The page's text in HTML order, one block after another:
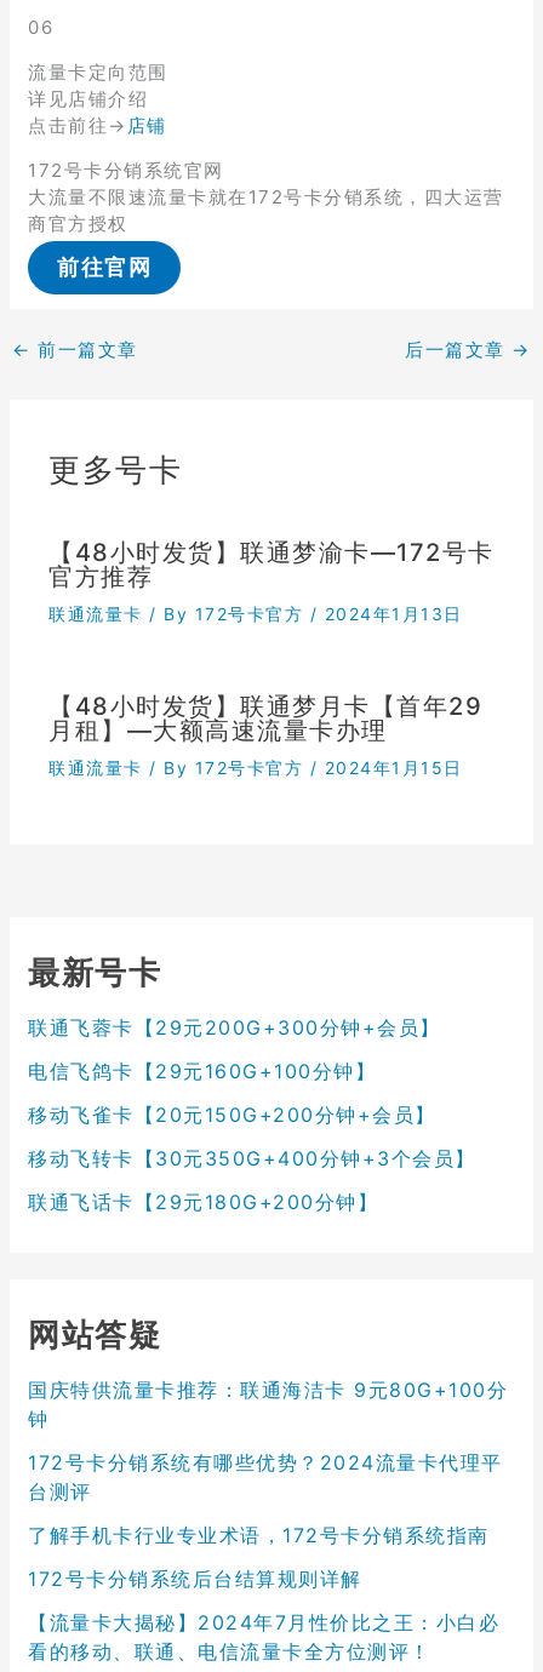
06
流量卡定向范围
详见店铺介绍
点击前往→ 店铺
172号卡分销系统官网
大流量不限速流量卡就在172号卡分销系统，四大运营
商官方授权
前往官网
← 前一篇文章 后一篇文章 →
更多号卡
【48小时发货】联通梦渝卡—172号卡
官方推荐
联通流量卡 / By 172号卡官方 / 2024年1月13日
【48小时发货】联通梦月卡【首年29
月租】—大额高速流量卡办理
联通流量卡 / By 172号卡官方 / 2024年1月15日
最新号卡
联通飞蓉卡【29元200G+300分钟+会员】
电信飞鸽卡【29元160G+100分钟】
移动飞雀卡【20元150G+200分钟+会员】
移动飞转卡【30元350G+400分钟+3个会员】
联通飞话卡【29元180G+200分钟】
网站答疑
国庆特供流量卡推荐：联通海洁卡 9元80G+100分
钟
172号卡分销系统有哪些优势？2024流量卡代理平
台测评
了解手机卡行业专业术语，172号卡分销系统指南
172号卡分销系统后台结算规则详解
【流量卡大揭秘】2024年7月性价比之王：小白必
看的移动、联通、电信流量卡全方位测评！